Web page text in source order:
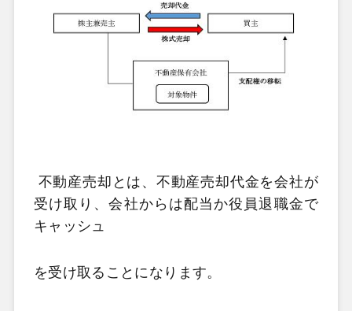
不動産売却とは、不動産売却代金を会社が
受け取り、会社からは配当か役員退職金で
キャッシュ
を受け取ることになります。